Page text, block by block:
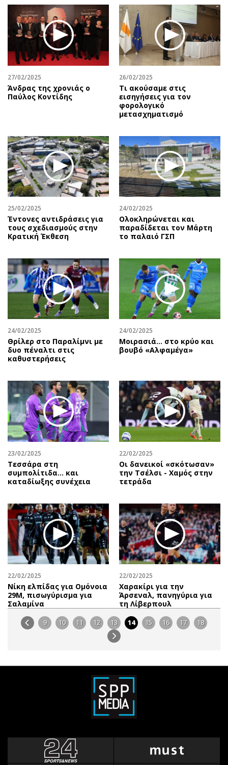
27/02/2025
Άνδρας της χρονιάς ο
Παύλος Κοντίδης
26/02/2025
Τι ακούσαμε στις
εισηγήσεις για τον
φορολογικό
μετασχηματισμό
25/02/2025
Έντονες αντιδράσεις για
τους σχεδιασμούς στην
Κρατική Έκθεση
24/02/2025
Ολοκληρώνεται και
παραδίδεται τον Μάρτη
το παλαιό ΓΣΠ
24/02/2025
Θρίλερ στο Παραλίμνι με
δυο πέναλτι στις
καθυστερήσεις
24/02/2025
Μοιρασιά… στο κρύο και
βουβό «Αλφαμέγα»
23/02/2025
Τεσσάρα στη
συμπολίτιδα... και
καταδίωξης συνέχεια
22/02/2025
Οι δανεικοί «σκότωσαν»
την Τσέλσι - Χαμός στην
τετράδα
22/02/2025
Νίκη ελπίδας για Ομόνοια
29Μ, πισωγύρισμα για
Σαλαμίνα
22/02/2025
Χαρακίρι για την
Άρσεναλ, πανηγύρια για
τη Λίβερπουλ
9 10 11 12 13 14 15 16 17 18